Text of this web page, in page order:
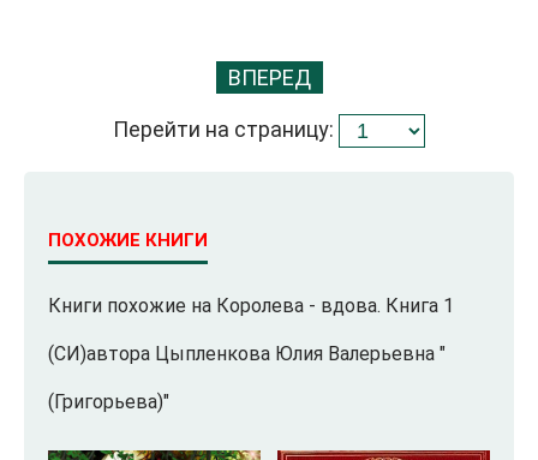
ВПЕРЕД
Перейти на страницу:
ПОХОЖИЕ КНИГИ
Книги похожие на Королева - вдова. Книга 1
(СИ)автора Цыпленкова Юлия Валерьевна "
(Григорьева)"